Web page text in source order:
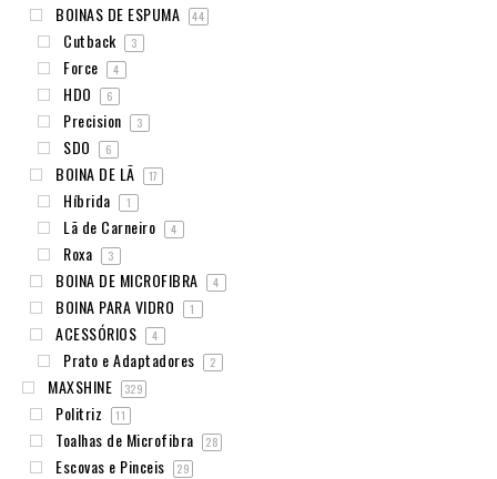
BOINAS DE ESPUMA 44
Cutback 3
Force 4
HDO 6
Precision 3
SDO 6
BOINA DE LÃ 17
Híbrida 1
Lã de Carneiro 4
Roxa 3
BOINA DE MICROFIBRA 4
BOINA PARA VIDRO 1
ACESSÓRIOS 4
Prato e Adaptadores 2
MAXSHINE 329
Politriz 11
Toalhas de Microfibra 28
Escovas e Pinceis 29